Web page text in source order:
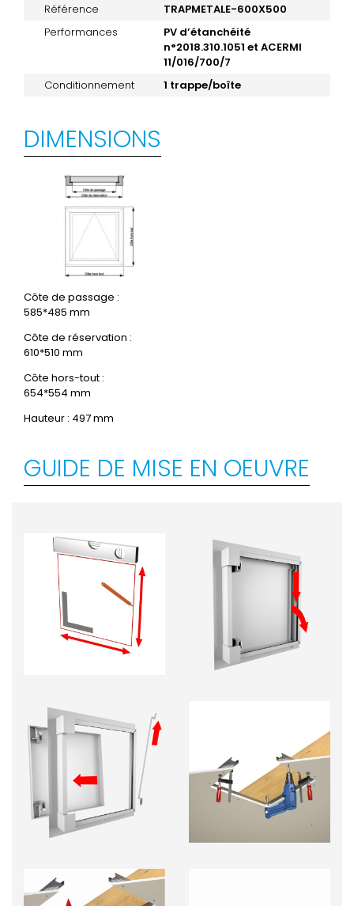
Référence
TRAPMETALE-600X500
Performances
PV d’étanchéité
n°2018.310.1051 et ACERMI
11/016/700/7
Conditionnement
1 trappe/boîte
DIMENSIONS
Côte de passage :
585*485 mm
Côte de réservation :
610*510 mm
Côte hors-tout :
654*554 mm
Hauteur : 497 mm
GUIDE DE MISE EN OEUVRE